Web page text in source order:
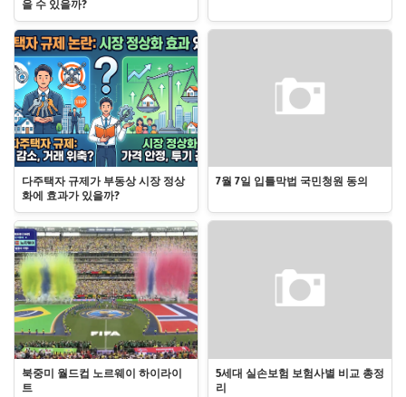
을 수 있을까?
다주택자 규제가 부동상 시장 정상
화에 효과가 있을까?
7월 7일 입틀막법 국민청원 동의
북중미 월드컵 노르웨이 하이라이
트
5세대 실손보험 보험사별 비교 총정
리